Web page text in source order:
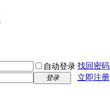
自动登录 找回密码
登录
立即注册